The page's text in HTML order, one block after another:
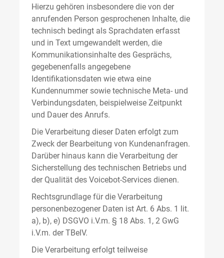
Hierzu gehören insbesondere die von der
anrufenden Person gesprochenen Inhalte, die
technisch bedingt als Sprachdaten erfasst
und in Text umgewandelt werden, die
Kommunikationsinhalte des Gesprächs,
gegebenenfalls angegebene
Identifikationsdaten wie etwa eine
Kundennummer sowie technische Meta- und
Verbindungsdaten, beispielweise Zeitpunkt
und Dauer des Anrufs.
Die Verarbeitung dieser Daten erfolgt zum
Zweck der Bearbeitung von Kundenanfragen.
Darüber hinaus kann die Verarbeitung der
Sicherstellung des technischen Betriebs und
der Qualität des Voicebot-Services dienen.
Rechtsgrundlage für die Verarbeitung
personenbezogener Daten ist Art. 6 Abs. 1 lit.
a), b), e) DSGVO i.V.m. § 18 Abs. 1, 2 GwG
i.V.m. der TBelV.
Die Verarbeitung erfolgt teilweise